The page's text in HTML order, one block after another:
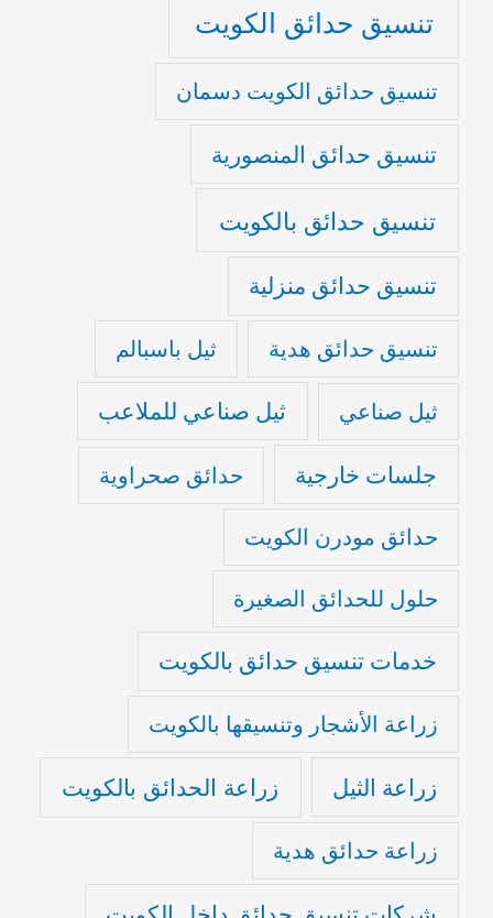
تنسيق حدائق الكويت
تنسيق حدائق الكويت دسمان
تنسيق حدائق المنصورية
تنسيق حدائق بالكويت
تنسيق حدائق منزلية
تنسيق حدائق هدية ثيل باسبالم
ثيل صناعي ثيل صناعي للملاعب
جلسات خارجية حدائق صحراوية
حدائق مودرن الكويت
حلول للحدائق الصغيرة
خدمات تنسيق حدائق بالكويت
زراعة الأشجار وتنسيقها بالكويت
زراعة الثيل زراعة الحدائق بالكويت
زراعة حدائق هدية